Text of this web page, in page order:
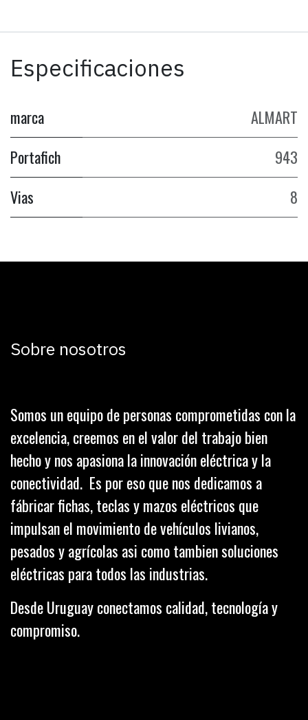
Especificaciones
marca
ALMART
Portafich
943
Vias
8
Sobre nosotros
Somos un equipo de personas comprometidas con la
excelencia, creemos en el valor del trabajo bien
hecho y nos apasiona la innovación eléctrica y la
conectividad. Es por eso que nos dedicamos a
fábricar fichas, teclas y mazos eléctricos que
impulsan el movimiento de vehículos livianos,
pesados y agrícolas asi como tambien soluciones
eléctricas para todos las industrias.
Desde Uruguay conectamos calidad, tecnología y
compromiso.